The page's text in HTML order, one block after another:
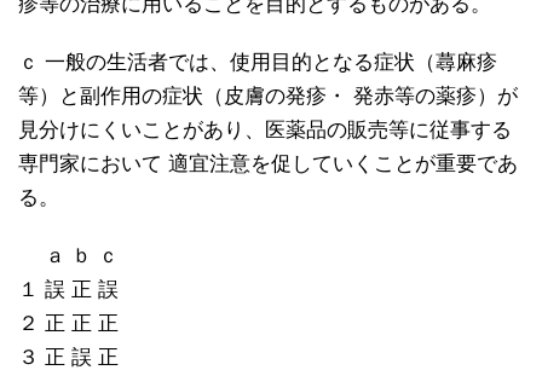
ｃ 一般の生活者では、使用目的となる症状（蕁麻疹
等）と副作用の症状（皮膚の発疹・ 発赤等の薬疹）が
見分けにくいことがあり、医薬品の販売等に従事する
専門家において 適宜注意を促していくことが重要であ
る。
ａ ｂ ｃ
１ 誤 正 誤
２ 正 正 正
３ 正 誤 正